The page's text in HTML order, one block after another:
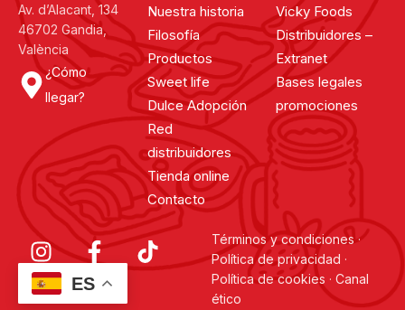
leyendo
Av. d’Alacant, 134
46702 Gandia,
València
¿Cómo
llegar?
Nuestra historia
Filosofía
Productos
Sweet life
Dulce Adopción
Red
distribuidores
Tienda online
Contacto
Vicky Foods
Distribuidores –
Extranet
Bases legales
promociones
Términos y condiciones·
Política de privacidad ·
Política de cookies · Canal
ético
ES